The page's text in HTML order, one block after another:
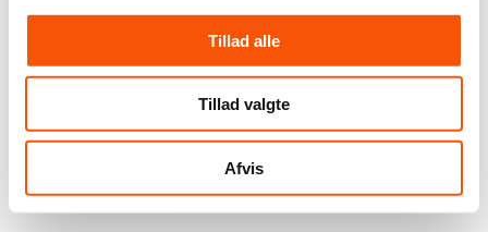
Tillad alle
Tillad valgte
Afvis